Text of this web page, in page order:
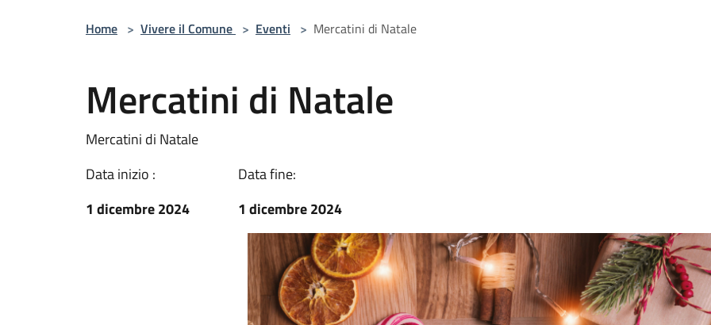
Home > Vivere il Comune > Eventi > Mercatini di Natale
Mercatini di Natale
Mercatini di Natale
Data inizio :
1 dicembre 2024
Data fine:
1 dicembre 2024